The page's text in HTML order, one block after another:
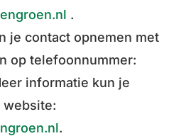
.
je contact opnemen met
op telefoonnummer:
informatie kun je
website:
.